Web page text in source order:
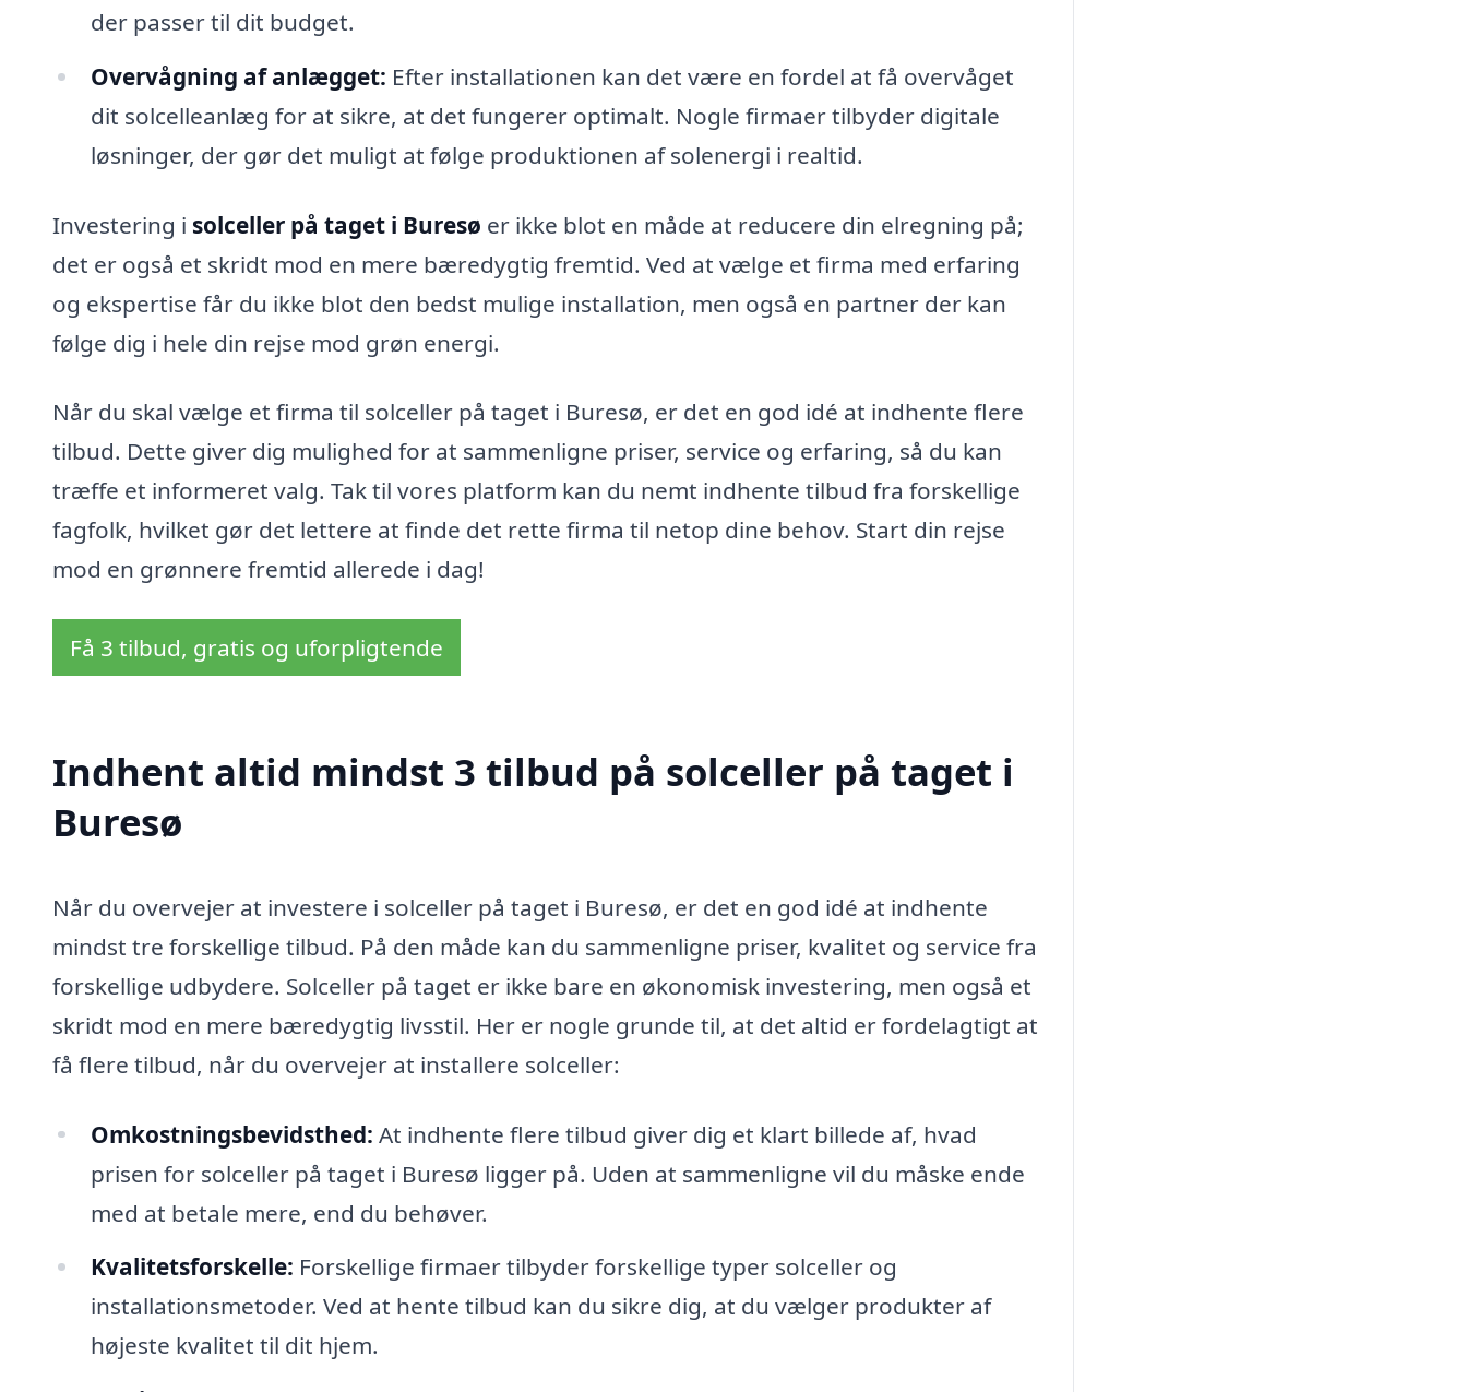
der passer til dit budget.
Overvågning af anlægget: Efter installationen kan det være en fordel at få overvåget
dit solcelleanlæg for at sikre, at det fungerer optimalt. Nogle firmaer tilbyder digitale
løsninger, der gør det muligt at følge produktionen af solenergi i realtid.
Investering i solceller på taget i Buresø er ikke blot en måde at reducere din elregning på;
det er også et skridt mod en mere bæredygtig fremtid. Ved at vælge et firma med erfaring
og ekspertise får du ikke blot den bedst mulige installation, men også en partner der kan
følge dig i hele din rejse mod grøn energi.
Når du skal vælge et firma til solceller på taget i Buresø, er det en god idé at indhente flere
tilbud. Dette giver dig mulighed for at sammenligne priser, service og erfaring, så du kan
træffe et informeret valg. Tak til vores platform kan du nemt indhente tilbud fra forskellige
fagfolk, hvilket gør det lettere at finde det rette firma til netop dine behov. Start din rejse
mod en grønnere fremtid allerede i dag!
Få 3 tilbud, gratis og uforpligtende
Indhent altid mindst 3 tilbud på solceller på taget i
Buresø
Når du overvejer at investere i solceller på taget i Buresø, er det en god idé at indhente
mindst tre forskellige tilbud. På den måde kan du sammenligne priser, kvalitet og service fra
forskellige udbydere. Solceller på taget er ikke bare en økonomisk investering, men også et
skridt mod en mere bæredygtig livsstil. Her er nogle grunde til, at det altid er fordelagtigt at
få flere tilbud, når du overvejer at installere solceller:
Omkostningsbevidsthed: At indhente flere tilbud giver dig et klart billede af, hvad
prisen for solceller på taget i Buresø ligger på. Uden at sammenligne vil du måske ende
med at betale mere, end du behøver.
Kvalitetsforskelle: Forskellige firmaer tilbyder forskellige typer solceller og
installationsmetoder. Ved at hente tilbud kan du sikre dig, at du vælger produkter af
højeste kvalitet til dit hjem.